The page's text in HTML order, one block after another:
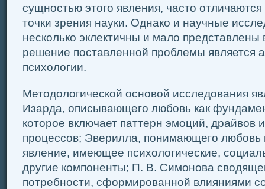
сущностью этого явления, часто отличаются
точки зрения науки. Однако и научные
несколько эклектичны и мало представлены
решение поставленной проблемы является
психологии.
Методологической основой исследования
Изарда, описывающего любовь как
которое включает паттерн эмоций, драйвов
процессов; Эверилла, понимающего любовь
явление, имеющее психологические,
другие компоненты; П. В. Симонова
потребности, сформированной влияниями